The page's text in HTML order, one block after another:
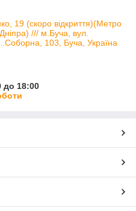
19 (скоро відкриття)(Метро
/// м.Буча, вул.
103, Буча, Україна
до 18:00